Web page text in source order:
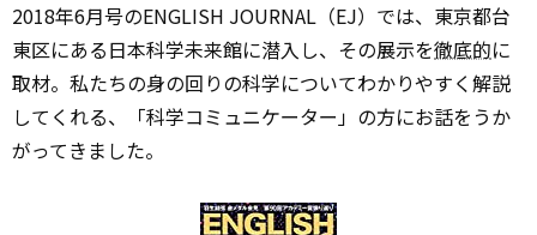
2018年6月号のENGLISH JOURNAL（EJ）では、東京都台
東区にある日本科学未来館に潜入し、その展示を徹底的に
取材。私たちの身の回りの科学についてわかりやすく解説
してくれる、「科学コミュニケーター」の方にお話をうか
がってきました。